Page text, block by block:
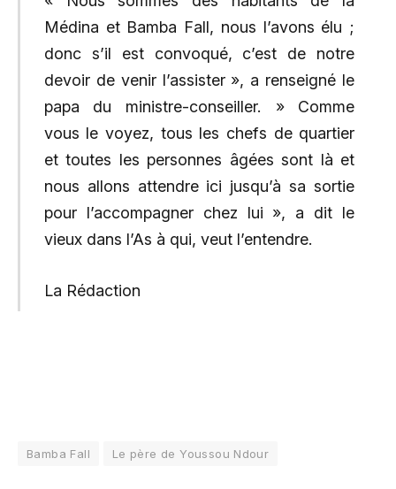
Médina et Bamba Fall, nous l’avons élu ;
donc s’il est convoqué, c’est de notre
devoir de venir l’assister », a renseigné le
papa du ministre-conseiller. » Comme
vous le voyez, tous les chefs de quartier
et toutes les personnes âgées sont là et
nous allons attendre ici jusqu’à sa sortie
pour l’accompagner chez lui », a dit le
vieux dans l’As à qui, veut l’entendre.
La Rédaction
Bamba Fall Le père de Youssou Ndour